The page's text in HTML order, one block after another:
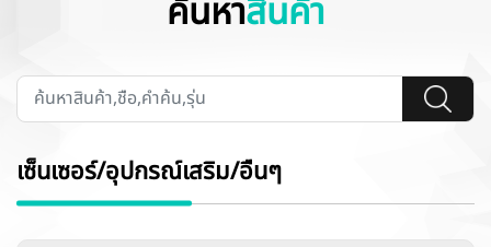
ค้นหาสินค้า
เซ็นเซอร์/อุปกรณ์เสริม/อื่นๆ